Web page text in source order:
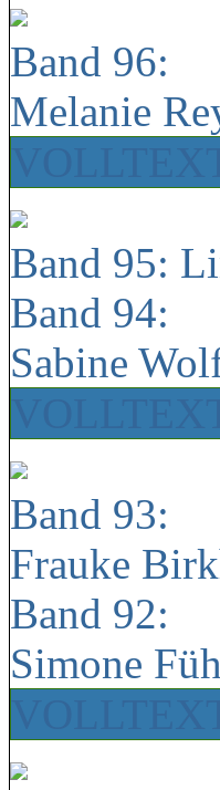
Band 96:
Melanie
Band 95:
Band 94:
Sabine
Band 93:
Frauke
Band 92:
Simone